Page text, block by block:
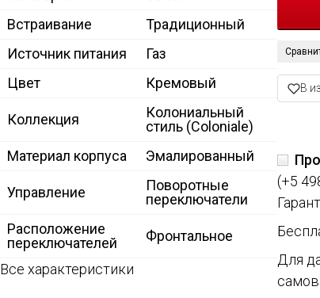
Встраивание
Традиционный
Источник питания
Газ
Цвет
Кремовый
Коллекция
Колониальный
стиль (Coloniale)
Материал корпуса
Эмалированный
Управление
Поворотные
переключатели
Расположение
переключателей
Фронтальное
Все характеристики
В
(+5
Для